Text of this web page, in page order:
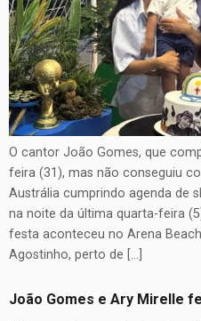
O cantor João Gomes, que
feira (31), mas não conseguiu
Austrália cumprindo agenda de
na noite da última quarta-feira
festa aconteceu no Arena
Agostinho, perto de […]
João Gomes e Ary Mirelle